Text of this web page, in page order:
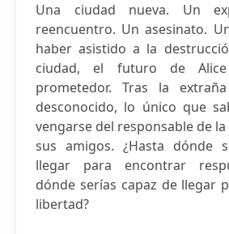
Una ciudad nueva. Un
reencuentro. Un asesinato.
haber asistido a la
ciudad, el futuro de
prometedor. Tras la
desconocido, lo único que
vengarse del responsable de
sus amigos. ¿Hasta dónde
llegar para encontrar
dónde serías capaz de llegar
libertad?